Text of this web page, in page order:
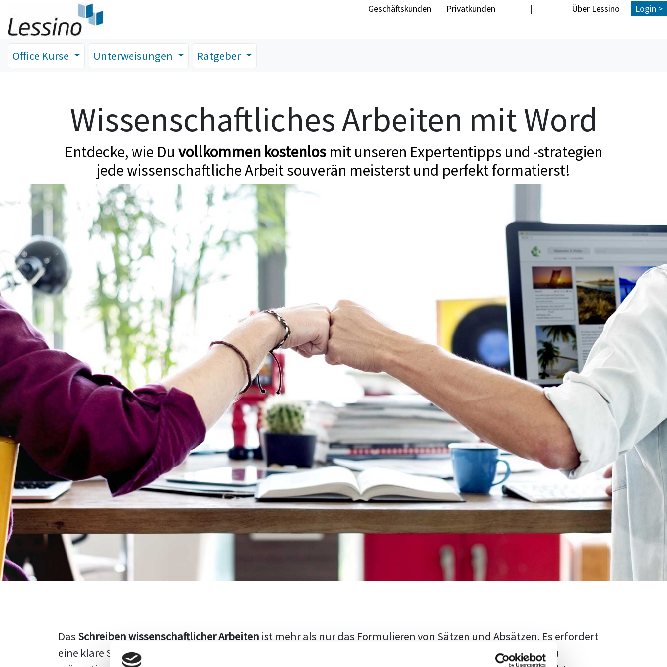
Geschäftskunden Privatkunden | Über Lessino Login >
Office Kurse Unterweisungen Ratgeber
Wissenschaftliches Arbeiten mit Word
Entdecke, wie Du vollkommen kostenlos mit unseren Expertentipps und -strategien
jede wissenschaftliche Arbeit souverän meisterst und perfekt formatierst!
Das Schreiben wissenschaftlicher Arbeiten ist mehr als nur das Formulieren von Sätzen und Absätzen. Es erfordert
eine klare Struktur, einen logischen Aufbau und die Fähigkeit, den aktuellen Forschungsstand adäquat zu